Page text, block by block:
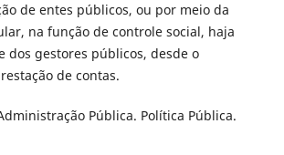
de entes públicos, ou por meio da
na função de controle social, haja
dos gestores públicos, desde o
de contas.
Pública. Política Pública.